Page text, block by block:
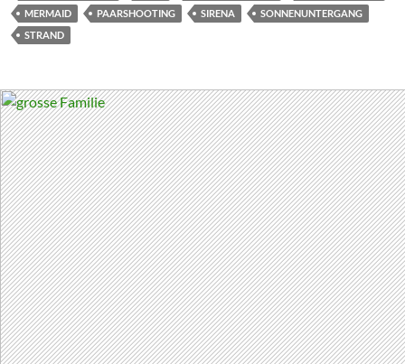
MERMAID
PAARSHOOTING SIRENA
SONNENUNTERGANG
STRAND